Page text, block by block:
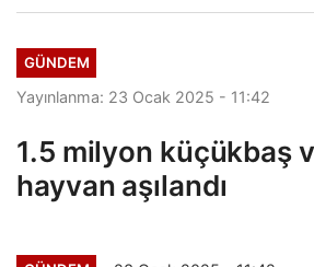
GÜNDEM
Yayınlanma: 23 Ocak 2025 - 11:42
1.5 milyon küçükbaş
hayvan aşılandı